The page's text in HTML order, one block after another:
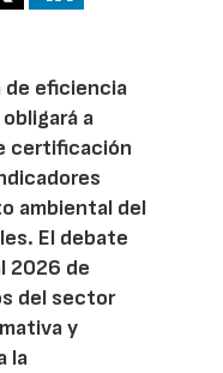
de eficiencia
a
certificación
ambiental del
El debate
2026 de
del sector
y
la